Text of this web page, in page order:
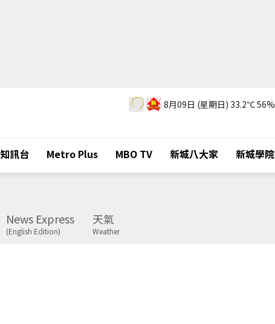
8月09日 (星期日) 33.2℃56%
知訊台 Metro Plus MBO TV 新城八大家 新城學院
News Express
(English Edition)
天氣
Weather